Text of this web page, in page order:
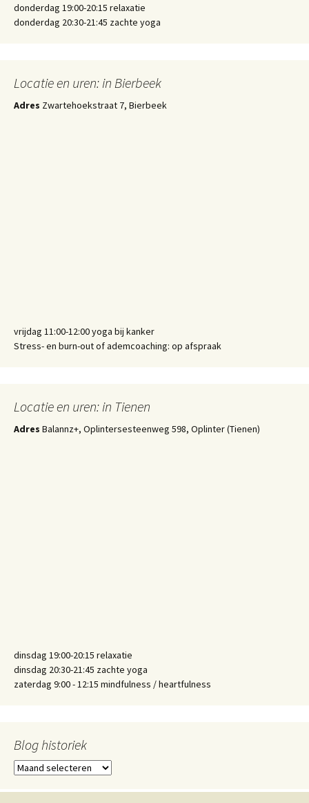
donderdag 19:00-20:15 relaxatie
donderdag 20:30-21:45 zachte yoga
Locatie en uren: in Bierbeek
Adres Zwartehoekstraat 7, Bierbeek
vrijdag 11:00-12:00 yoga bij kanker
Stress- en burn-out of ademcoaching: op afspraak
Locatie en uren: in Tienen
Adres Balannz+, Oplintersesteenweg 598, Oplinter (Tienen)
dinsdag 19:00-20:15 relaxatie
dinsdag 20:30-21:45 zachte yoga
zaterdag 9:00 - 12:15 mindfulness / heartfulness
Blog historiek
Blog